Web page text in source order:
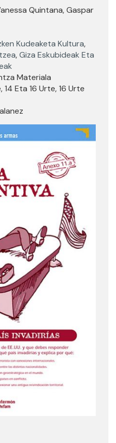
Quintana, Gaspar
Kudeaketa Kultura,
,Giza Eskubideak Eta
Materiala
14 Eta 16 Urte, 16 Urte